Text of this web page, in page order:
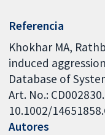
Referencia
Khokhar MA,
induced
Database of
Art. No.:
10.1002/
Autores